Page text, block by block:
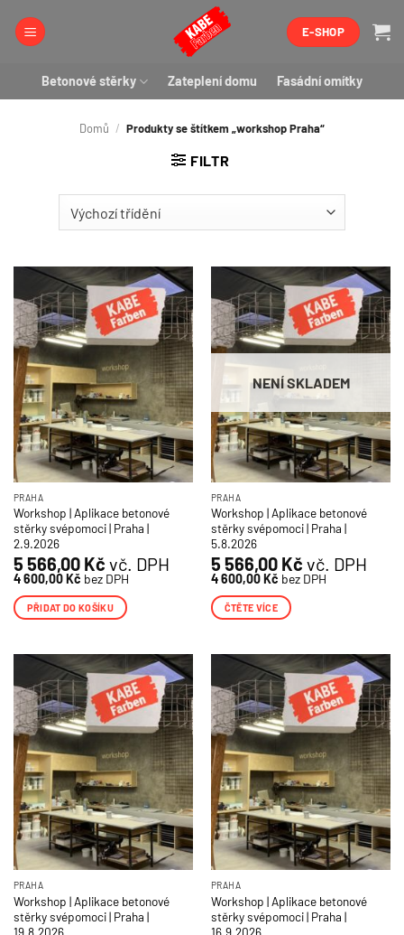
E-SHOP
Betonové stěrky Zateplení domu Fasádní omítky
Domů / Produkty se štítkem „workshop Praha“
FILTR
PRAHA
Workshop | Aplikace betonové
stěrky svépomoci | Praha |
2.9.2026
5 566,00 Kč vč. DPH
4 600,00Kč bez DPH
PŘIDAT DO KOŠÍKU
NENÍ SKLADEM
PRAHA
Workshop | Aplikace betonové
stěrky svépomoci | Praha |
5.8.2026
5 566,00 Kč vč. DPH
4 600,00Kč bez DPH
ČTĚTE VÍCE
PRAHA
Workshop | Aplikace betonové
stěrky svépomoci | Praha |
19.8.2026
PRAHA
Workshop | Aplikace betonové
stěrky svépomoci | Praha |
16.9.2026